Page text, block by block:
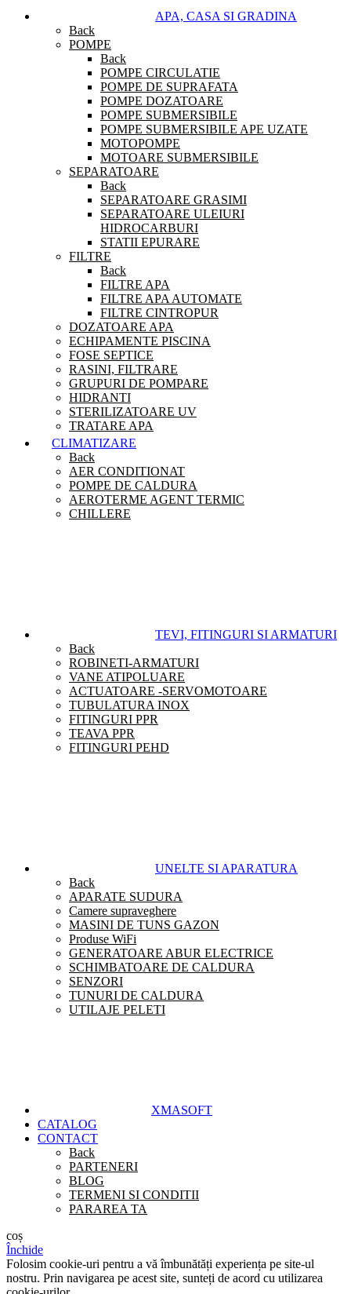
APA, CASA SI GRADINA
Back
POMPE
Back
POMPE CIRCULATIE
POMPE DE SUPRAFATA
POMPE DOZATOARE
POMPE SUBMERSIBILE
POMPE SUBMERSIBILE APE UZATE
MOTOPOMPE
MOTOARE SUBMERSIBILE
SEPARATOARE
Back
SEPARATOARE GRASIMI
SEPARATOARE ULEIURI
HIDROCARBURI
STATII EPURARE
FILTRE
Back
FILTRE APA
FILTRE APA AUTOMATE
FILTRE CINTROPUR
DOZATOARE APA
ECHIPAMENTE PISCINA
FOSE SEPTICE
RASINI, FILTRARE
GRUPURI DE POMPARE
HIDRANTI
STERILIZATOARE UV
TRATARE APA
CLIMATIZARE
Back
AER CONDITIONAT
POMPE DE CALDURA
AEROTERME AGENT TERMIC
CHILLERE
TEVI, FITINGURI SI ARMATURI
Back
ROBINETI-ARMATURI
VANE ATIPOLUARE
ACTUATOARE -SERVOMOTOARE
TUBULATURA INOX
FITINGURI PPR
TEAVA PPR
FITINGURI PEHD
UNELTE SI APARATURA
Back
APARATE SUDURA
Camere supraveghere
MASINI DE TUNS GAZON
Produse WiFi
GENERATOARE ABUR ELECTRICE
SCHIMBATOARE DE CALDURA
SENZORI
TUNURI DE CALDURA
UTILAJE PELETI
XMASOFT
CATALOG
CONTACT
Back
PARTENERI
BLOG
TERMENI SI CONDITII
PARAREA TA
coș
Închide
Folosim cookie-uri pentru a vă îmbunătăți experiența pe site-ul
nostru. Prin navigarea pe acest site, sunteți de acord cu utilizarea